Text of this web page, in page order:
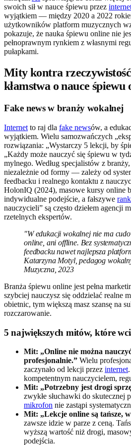
swoich sił w nauce śpiewu przez
wyjątkiem — między 2020 a 2022
użytkowników platform muzycznych
pokazuje, że nauka śpiewu online nie
pełnoprawnym rynkiem z własnymi
pułapkami.
Mity kontra
kłamstwa o nauce śpiewu
Fake news w branży wokalnej
Internet to raj dla fake newsów, a
wyjątkiem. Wielu samozwańczych
rozwiązania: „Wystarczy 5 lekcji, by
„Każdy może nauczyć się śpiewu w
mylnego. Według specjalistów z
niezależnie od formy — zależy od
feedbacku i realnego kontaktu z
HolonIQ (2024), masowe kursy online
indywidualne podejście, a fałszywe
nauczycieli” są często dziełem agencji
rzetelnych ekspertów.
"W edukacji wokalnej nie ma
online, ani offline. Bez
feedbacku nawet najlepsza
Katarzyna Motyl, pedagog
Muzyczna, 2023
Branża śpiewu online jest pełna
szybciej nauczysz się oddzielać realne
obietnic, tym większą masz szansę na
rozczarowanie.
5 największych mitów, które
Mit: „Online nie można
profesjonalnie.” Wielu
zaczynało od lekcji przez internet
kompetentnym nauczycielem,
Mit: „Potrzebny jest drogi
zwykłe słuchawki do skutecznej
mikrofon nie zastąpi
Mit: „Lekcje online są tańsze,
zawsze idzie w parze z ceną.
wyższą wartość niż drogi,
podejścia.